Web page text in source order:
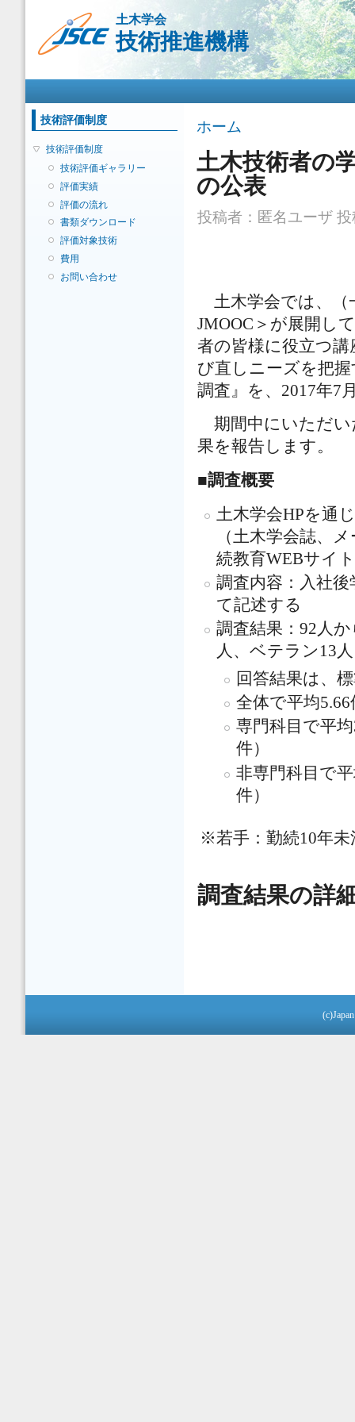
メ
イ
ン
コ
ン
動
土木学会
技術推進機構
技術評価制度
技術評価制度
技術評価ギャラリー
評価実績
評価の流れ
書類ダウンロード
評価対象技術
費用
お問い合わせ
現在地
ホーム
土木技術者の
の公表
投稿者： 匿名ユーザ 投
土木学会では、（
JMOOC＞が展開し
者の皆様に役立つ
び直しニーズを把
調査』を、2017年7
期間中にいただい
果を報告します。
■調査概要
土木学会HPを通
（土木学会誌、
続教育WEBサイ
調査内容：入社
て記述する
調査結果：92人
人、ベテラン13
回答結果は、
全体で平均
専門科目で平
件）
非専門科目で
件）
※若手：勤続10年未
調査結果の詳